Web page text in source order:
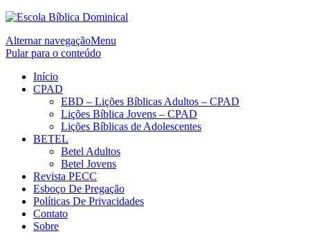
Alternar navegaçãoMenu
Pular para o conteúdo
Início
CPAD
EBD – Lições Bíblicas Adultos – CPAD
Lições Bíblica Jovens – CPAD
Lições Bíblicas de Adolescentes
BETEL
Betel Adultos
Betel Jovens
Revista PECC
Esboço De Pregação
Políticas De Privacidades
Contato
Sobre